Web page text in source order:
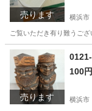
売ります 横浜市
ご覧いただき有り難うご
神奈川 横浜市
売ります
100円
横浜市